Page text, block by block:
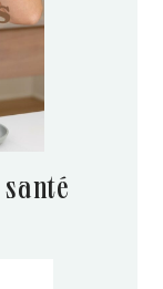
santé